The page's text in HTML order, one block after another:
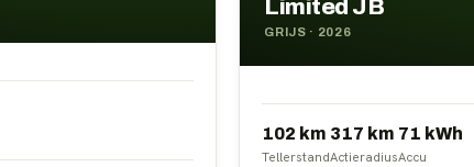
Limited JB
GRIJS · 2026
102 km
Tellerstand
317 km
Actieradius
71 kWh
Accu